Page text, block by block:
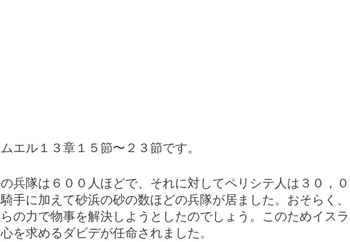
エル１３章１５節〜２３節です。
兵隊は６００人ほどで、それに対してペリシテ人は３０，０
手に加えて砂浜の砂の数ほどの兵隊が居ました。おそらく、
の力で物事を解決しようとしたのでしょう。このためイスラ
を求めるダビデが任命されました。